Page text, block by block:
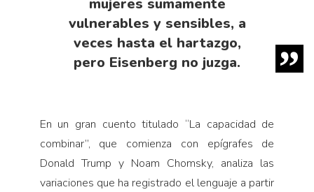
mujeres sumamente
vulnerables y sensibles, a
veces hasta el hartazgo,
pero Eisenberg no juzga.
En un gran cuento titulado “La capacidad de
combinar”, que comienza con epígrafes de
Donald Trump y Noam Chomsky, analiza las
variaciones que ha registrado el lenguaje a partir